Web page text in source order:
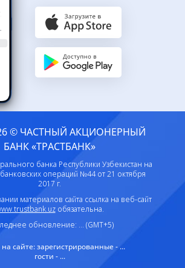
© ЧАСТНЫЙ АКЦИОНЕРНЫЙ
БАНК «ТРАСТБАНК»
банка Республики Узбекистан на
операций №44 от 21 октября
2017 г.
материалов сайта ссылка на веб-сайт
обязательна.
обновление: ... (GMT+5)
сайте:зарегистрированные - ...
гости - ...